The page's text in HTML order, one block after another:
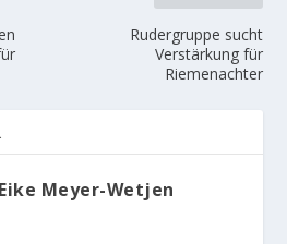
Rudergruppe sucht
Verstärkung für
Riemenachter
Eike Meyer-Wetjen